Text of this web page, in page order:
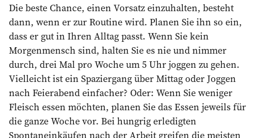
Die beste Chance, einen Vorsatz einzuhalten, besteht
dann, wenn er zur Routine wird. Planen Sie ihn so ein,
dass er gut in Ihren Alltag passt. Wenn Sie kein
Morgenmensch sind, halten Sie es nie und nimmer
durch, drei Mal pro Woche um 5 Uhr joggen zu gehen.
Vielleicht ist ein Spaziergang über Mittag oder Joggen
nach Feierabend einfacher? Oder: Wenn Sie weniger
Fleisch essen möchten, planen Sie das Essen jeweils für
die ganze Woche vor. Bei hungrig erledigten
Spontaneinkäufen nach der Arbeit greifen die meisten